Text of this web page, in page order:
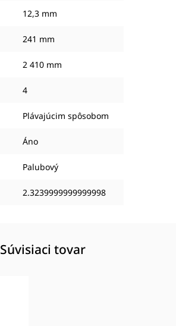
12,3 mm
241 mm
2 410 mm
4
Plávajúcim spôsobom
Áno
Palubový
2.3239999999999998
Súvisiaci tovar